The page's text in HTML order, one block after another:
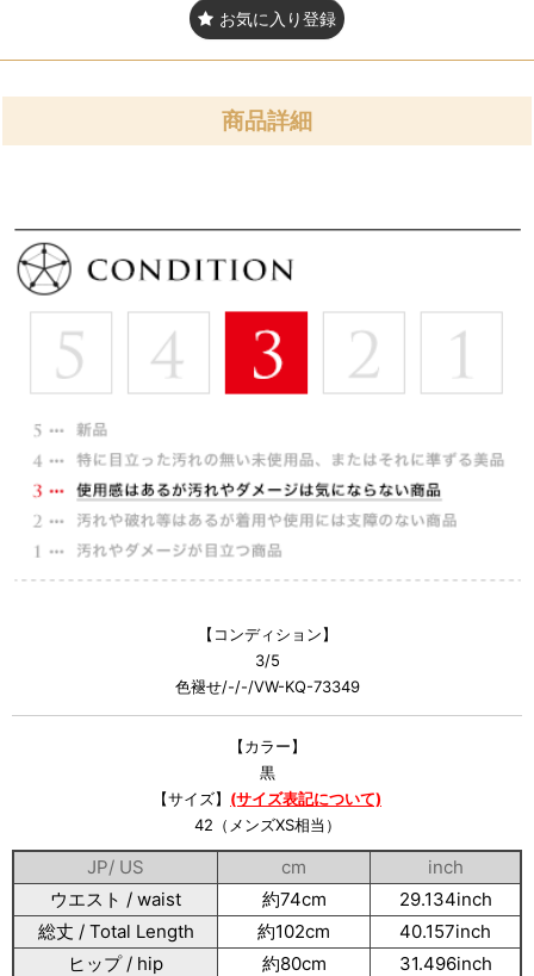
お気に入り登録
商品詳細
【コンディション】
3/5
色褪せ/-/-/VW-KQ-73349
【カラー】
黒
【サイズ】 (サイズ表記について)
42（メンズXS相当）
JP/ US cm
inch
ウエスト / waist
約74cm
29.134inch
総丈 / Total Length
約102cm
40.157inch
ヒップ / hip
約80cm
31.496inch